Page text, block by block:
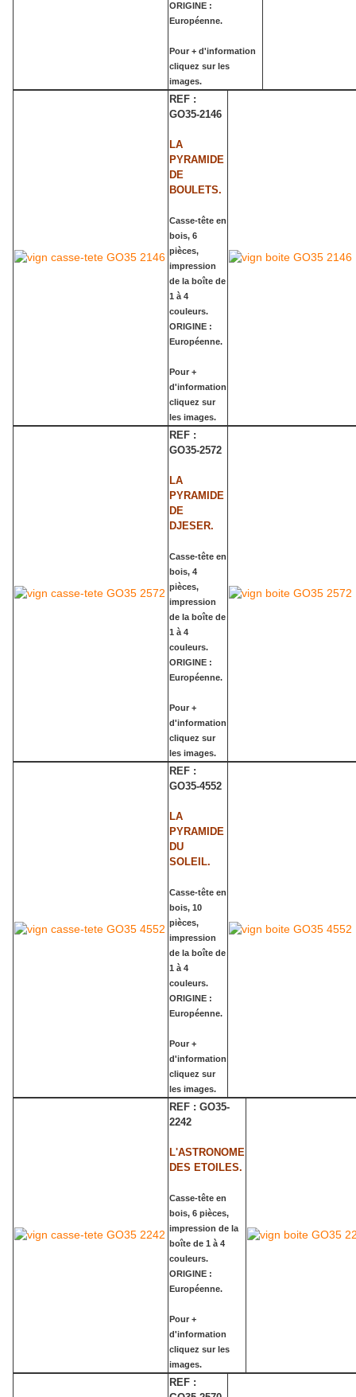
ORIGINE :
Européenne.
Pour + d'information
cliquez sur les
images.
REF :
GO35-2146
LA
PYRAMIDE
DE
BOULETS.
Casse-tête en
bois, 6
pièces,
impression
de la boîte de
1 à 4
couleurs.
ORIGINE :
Européenne.
Pour +
d'information
cliquez sur
les images.
REF :
GO35-2572
LA
PYRAMIDE
DE
DJESER.
Casse-tête en
bois, 4
pièces,
impression
de la boîte de
1 à 4
couleurs.
ORIGINE :
Européenne.
Pour +
d'information
cliquez sur
les images.
REF :
GO35-4552
LA
PYRAMIDE
DU
SOLEIL.
Casse-tête en
bois, 10
pièces,
impression
de la boîte de
1 à 4
couleurs.
ORIGINE :
Européenne.
Pour +
d'information
cliquez sur
les images.
REF : GO35-
2242
L'ASTRONOME
DES ETOILES.
Casse-tête en
bois, 6 pièces,
impression de la
boîte de 1 à 4
couleurs.
ORIGINE :
Européenne.
Pour +
d'information
cliquez sur les
images.
REF :